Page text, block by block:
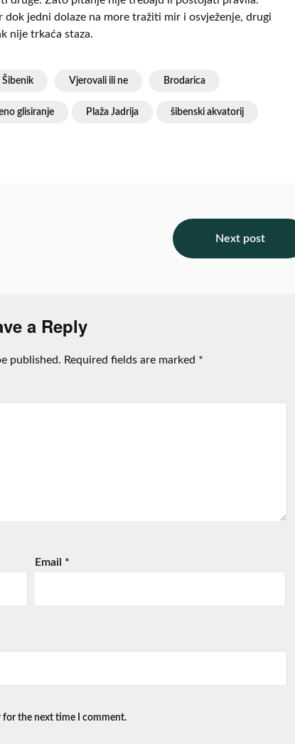
jedni dolaze na more tražiti mir i osvježenje, drugi
nije trkaća staza.
Šibenik Vjerovali ili ne Brodarica
glisiranje Plaža Jadrija šibenski akvatorij
Next post
a Reply
published. Required fields are marked *
Email *
for the next time I comment.